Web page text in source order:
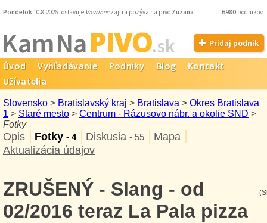
Pondelok10.8.2026 oslavuje Vavrineczajtra pozýva na pivo Zuzana 6980 podnikov
Kam NaPIVO.sk Pridaj podnik
Úvod Vyhľadávanie Podniky Blog
Kontakt
Užívatelia
Slovensko > Bratislavský kraj > Bratislava > Okres Bratislava
1 > Staré mesto > Centrum - Rázusovo nábr. a okolie SND >
Fotky
Opis Fotky - 4 Diskusia - 55
Mapa
Aktualizácia údajov
ZRUŠENÝ - Slang - od
02/2016 teraz La Pala pizza